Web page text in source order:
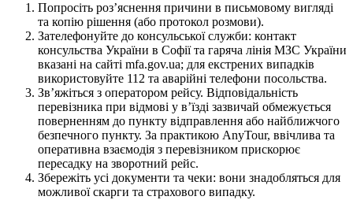
Попросіть роз’яснення причини в письмовому вигляді
та копію рішення (або протокол розмови).
Зателефонуйте до консульської служби: контакт
консульства України в Софії та гаряча лінія МЗС України
вказані на сайті mfa.gov.ua; для екстрених випадків
використовуйте 112 та аварійні телефони посольства.
Зв’яжіться з оператором рейсу. Відповідальність
перевізника при відмові у в’їзді зазвичай обмежується
поверненням до пункту відправлення або найближчого
безпечного пункту. За практикою AnyTour, ввічлива та
оперативна взаємодія з перевізником прискорює
пересадку на зворотний рейс.
Збережіть усі документи та чеки: вони знадобляться для
можливої скарги та страхового випадку.